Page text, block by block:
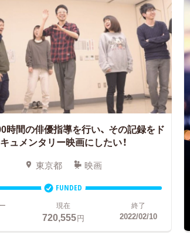
時間の俳優指導を行い、 その記録をド
キュメンタリー映画にしたい！
東京都 映画
FUNDED
現在
720,555円
終了
2022/02/10